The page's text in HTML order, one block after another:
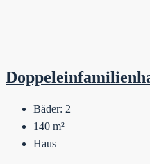
Bäder: 2
140 m²
Haus